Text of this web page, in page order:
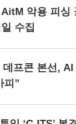
악용 피싱
수집
데프콘 본선,
피”